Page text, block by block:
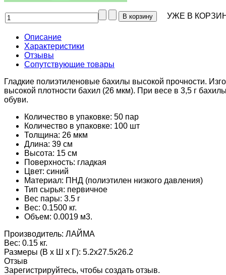
УЖЕ В
Описание
Характеристики
Отзывы
Сопутствующие товары
Гладкие полиэтиленовые бахилы высокой прочности.
высокой плотности бахил (26 мкм). При весе в 3,5 г
обуви.
Количество в упаковке: 50 пар
Количество в упаковке: 100 шт
Толщина: 26 мкм
Длина: 39 см
Высота: 15 см
Поверхность: гладкая
Цвет: синий
Материал: ПНД (полиэтилен низкого давления)
Тип сырья: первичное
Вес пары: 3.5 г
Вес: 0.1500 кг.
Объем: 0.0019 м3.
Производитель: ЛАЙМА
Вес: 0.15 кг.
Размеры (В х Ш х Г): 5.2x27.5x26.2
Отзыв
Зарегистрируйтесь, чтобы создать отзыв.